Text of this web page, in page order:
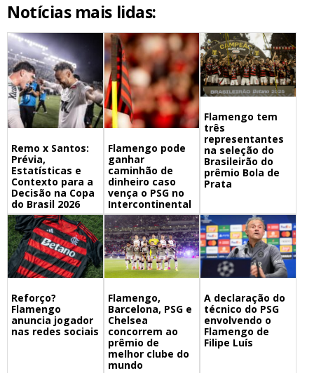
Notícias mais lidas:
Remo x Santos:
Prévia,
Estatísticas e
Contexto para a
Decisão na Copa
do Brasil 2026
Flamengo pode
ganhar
caminhão de
dinheiro caso
vença o PSG no
Intercontinental
Flamengo tem
três
representantes
na seleção do
Brasileirão do
prêmio Bola de
Prata
Reforço?
Flamengo
anuncia jogador
nas redes sociais
Flamengo,
Barcelona, PSG e
Chelsea
concorrem ao
prêmio de
melhor clube do
mundo
A declaração do
técnico do PSG
envolvendo o
Flamengo de
Filipe Luís